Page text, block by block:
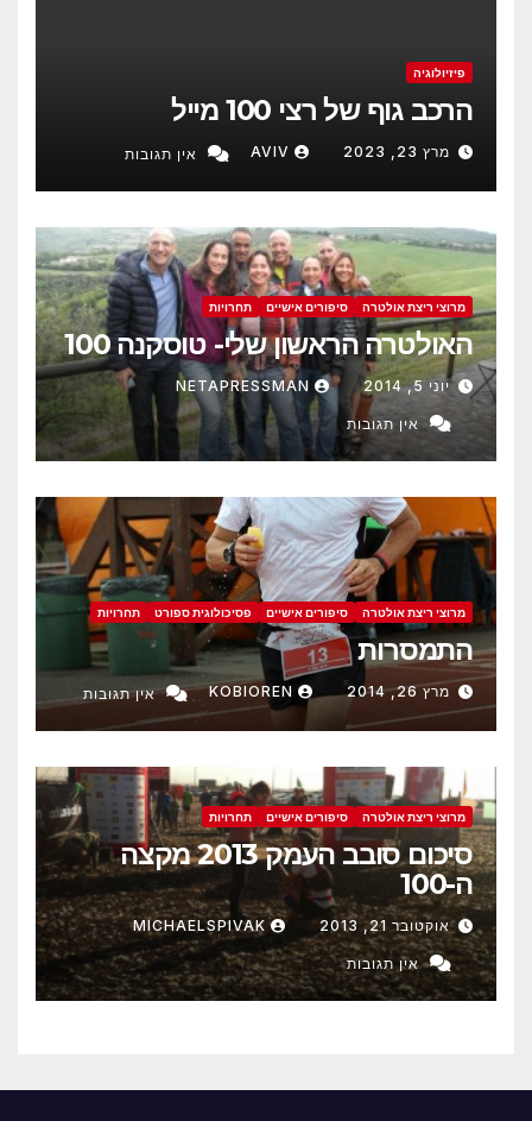
פיזיולוגיה
הרכב גוף של רצי 100 מייל
מרץ 23, 2023 AVIV אין תגובות
מרוצי ריצת אולטרה סיפורים אישיים תחרויות
האולטרה הראשון שלי- טוסקנה 100
יוני 5, 2014 NETAPRESSMAN
אין תגובות
מרוצי ריצת אולטרה סיפורים אישיים פסיכולוגית ספורט תחרויות
התמסרות
מרץ 26, 2014 KOBIOREN אין תגובות
מרוצי ריצת אולטרה סיפורים אישיים תחרויות
סיכום סובב העמק 2013 מקצה
ה-100
אוקטובר 21, 2013 MICHAELSPIVAK
אין תגובות